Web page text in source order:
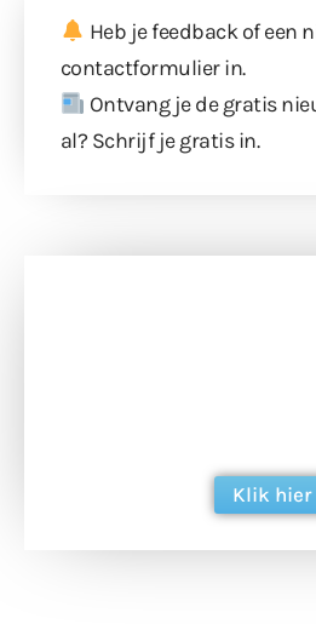
Heb je feedback of een
contactformulierin.
Ontvang je de gratis
al? Schrijf je gratis in.
Klik hier